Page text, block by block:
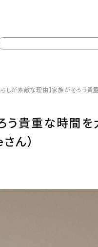
カテゴリー一覧カテゴリー一覧
らしが素敵な理由】家族がそろう
う貴重な時間
ん）